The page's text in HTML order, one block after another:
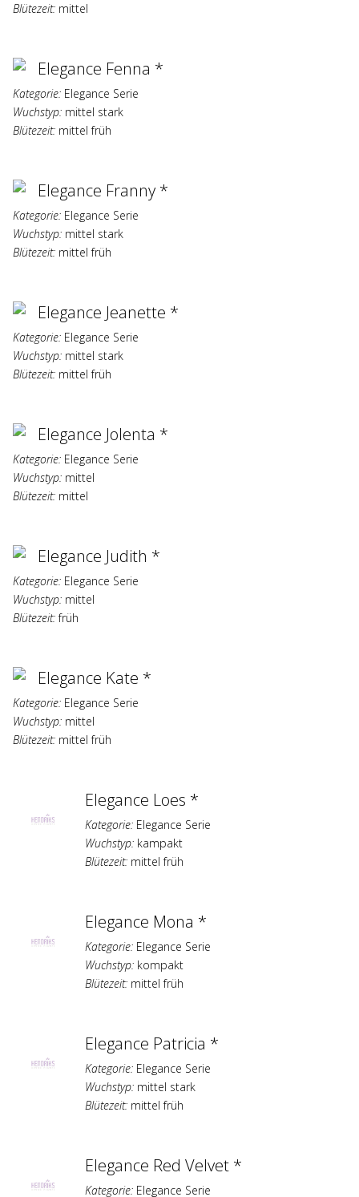
Blütezeit: mittel
Elegance Fenna *
Kategorie: Elegance Serie
Wuchstyp: mittel stark
Blütezeit: mittel früh
Elegance Franny *
Kategorie: Elegance Serie
Wuchstyp: mittel stark
Blütezeit: mittel früh
Elegance Jeanette *
Kategorie: Elegance Serie
Wuchstyp: mittel stark
Blütezeit: mittel früh
Elegance Jolenta *
Kategorie: Elegance Serie
Wuchstyp: mittel
Blütezeit: mittel
Elegance Judith *
Kategorie: Elegance Serie
Wuchstyp: mittel
Blütezeit:früh
Elegance Kate *
Kategorie: Elegance Serie
Wuchstyp: mittel
Blütezeit: mittel früh
Elegance Loes *
Kategorie: Elegance Serie
Wuchstyp: kampakt
Blütezeit: mittel früh
Elegance Mona *
Kategorie: Elegance Serie
Wuchstyp: kompakt
Blütezeit: mittel früh
Elegance Patricia *
Kategorie: Elegance Serie
Wuchstyp: mittel stark
Blütezeit: mittel früh
Elegance Red Velvet *
Kategorie: Elegance Serie